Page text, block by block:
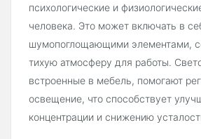
психологические и
человека. Это может включать в
шумопоглощающими элементами,
тихую атмосферу для работы.
встроенные в мебель, помогают
освещение, что способствует
концентрации и снижению